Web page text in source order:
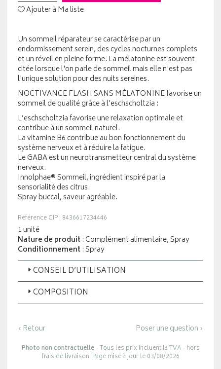
Ajouter à Ma liste
Un sommeil réparateur se caractérise par un
endormissement serein, des cycles nocturnes complets
et un réveil en pleine forme. La mélatonine est souvent
citée lorsque l'on parle de sommeil mais elle n'est pas
l'unique solution pour des nuits sereines.
NOCTIVANCE FLASH SANS MÉLATONINE favorise un
sommeil de qualité grâce à l'eschscholtzia :
L’eschscholtzia favorise une relaxation optimale et
contribue à un sommeil naturel.
La vitamine B6 contribue au bon fonctionnement du
système nerveux et à réduire la fatigue.
Le GABA est un neurotransmetteur central du système
nerveux.
Innolphae® Sommeil, ingrédient inspiré par la
sensorialité des citrus.
Spray buccal, saveur agréable.
Référence CIP : 8436617234446
1 unité
Nature de produit : Complément alimentaire, Spray
Conditionnement : Spray
CONSEIL D’UTILISATION
COMPOSITION
‹ Retour Poser une question ›
Photo non contractuelle- Tous les prix incluent la TVA - hors
frais de livraison. Page mise à jour le 03/08/2026